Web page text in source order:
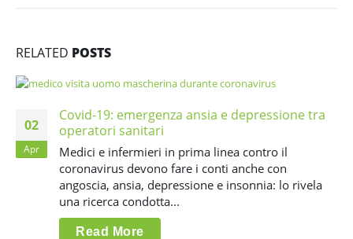
RELATED POSTS
02
Apr
Covid-19: emergenza ansia e depressione tra
operatori sanitari
Medici e infermieri in prima linea contro il
coronavirus devono fare i conti anche con
angoscia, ansia, depressione e insonnia: lo rivela
una ricerca condotta...
Read More